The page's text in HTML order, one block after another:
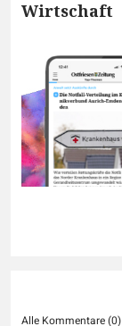
Wirtschaft
Alle Kommentare (0)